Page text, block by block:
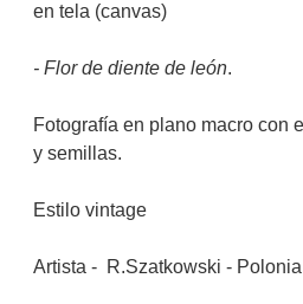
en tela (canvas)
- Flor de diente de león.
Fotografía en plano macro con
y semillas.
Estilo vintage
Artista - R.Szatkowski - Polonia